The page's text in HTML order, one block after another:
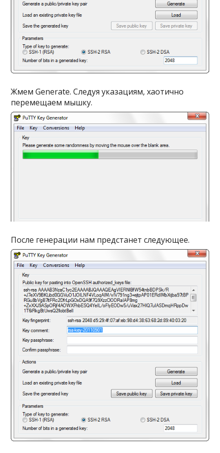
ЖмемGenerate. Следуя указациям, хаотично
перемещаем мышку.
После генерации нам предстанет следующее.